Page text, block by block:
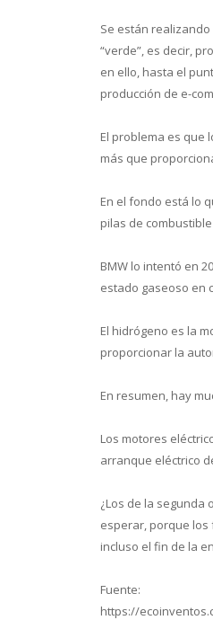
Se están
“verde”, es decir,
en ello, hasta el
producción de e-
El problema es que
más que
En el fondo está lo
pilas de
BMW lo intentó en
estado gaseoso en
El hidrógeno es la
proporcionar la
En resumen, hay
Los motores
arranque eléctrico
¿Los de la segunda
esperar, porque los
incluso el fin de la
Fuente:
https://